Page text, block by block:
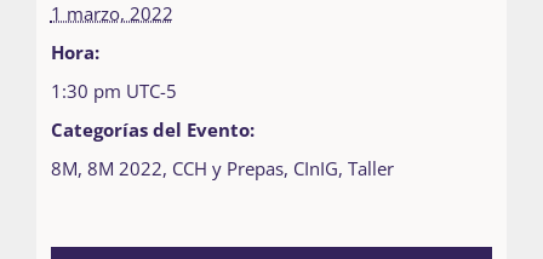
1 marzo, 2022
Hora:
1:30 pm UTC-5
Categorías del Evento:
8M, 8M 2022, CCH y Prepas, CInIG, Taller